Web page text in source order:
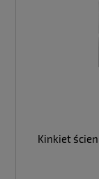
Kinkiet